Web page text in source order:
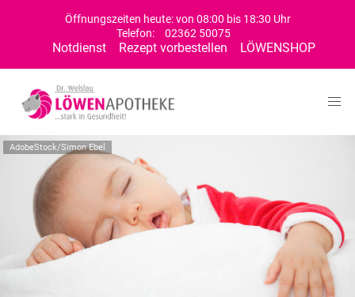
Öffnungszeiten heute: von 08:00 bis 18:30 Uhr
Telefon:
02362 50075
Notdienst Rezept vorbestellen LÖWENSHOP
AdobeStock/Simon Ebel